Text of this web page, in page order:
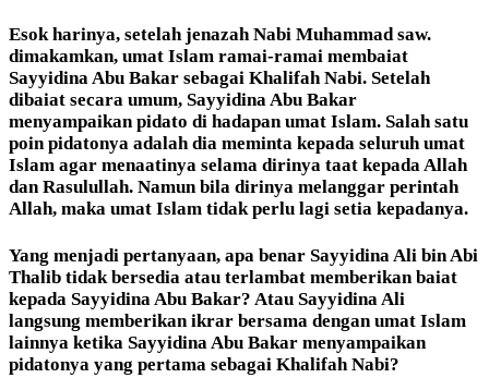
Esok harinya, setelah jenazah Nabi Muhammad saw.
dimakamkan, umat Islam ramai-ramai membaiat
Sayyidina Abu Bakar sebagai Khalifah Nabi. Setelah
dibaiat secara umum, Sayyidina Abu Bakar
menyampaikan pidato di hadapan umat Islam. Salah satu
poin pidatonya adalah dia meminta kepada seluruh umat
Islam agar menaatinya selama dirinya taat kepada Allah
dan Rasulullah. Namun bila dirinya melanggar perintah
Allah, maka umat Islam tidak perlu lagi setia kepadanya.
Yang menjadi pertanyaan, apa benar Sayyidina Ali bin Abi
Thalib tidak bersedia atau terlambat memberikan baiat
kepada Sayyidina Abu Bakar? Atau Sayyidina Ali
langsung memberikan ikrar bersama dengan umat Islam
lainnya ketika Sayyidina Abu Bakar menyampaikan
pidatonya yang pertama sebagai Khalifah Nabi?